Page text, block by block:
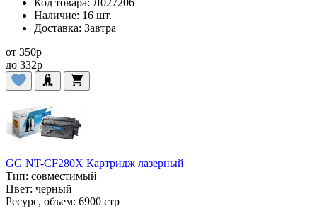
Наличие: 16 шт.
Доставка: Завтра
от 350p
до 332p
GG NT-CF280X Картридж лазерный
Тип: совместимый
Цвет: черный
Ресурс, объем: 6900 стр